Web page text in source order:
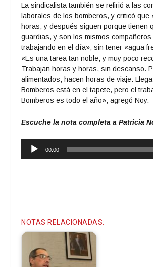
La sindicalista también se refirió a las
laborales de los bomberos, y criticó que
horas, y después siguen porque tienen
guardias, y son los mismos
trabajando en el día», sin tener «agua
«Es una tarea tan noble, y muy poco
Trabajan horas y horas, sin descanso.
alimentados, hacen horas de viaje.
Bomberos está en el tapete, pero el
Bomberos es todo el año», agregó Noy.
Escuche la nota completa a Patricia
Reproductor
00:00
NOTAS RELACIONADAS: